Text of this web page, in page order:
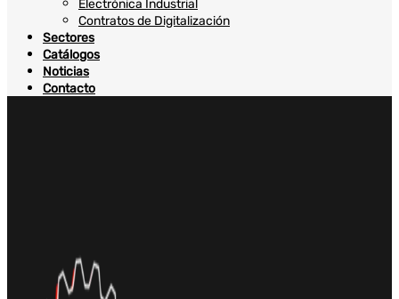
Electrónica Industrial
Contratos de Digitalización
Sectores
Catálogos
Noticias
Contacto